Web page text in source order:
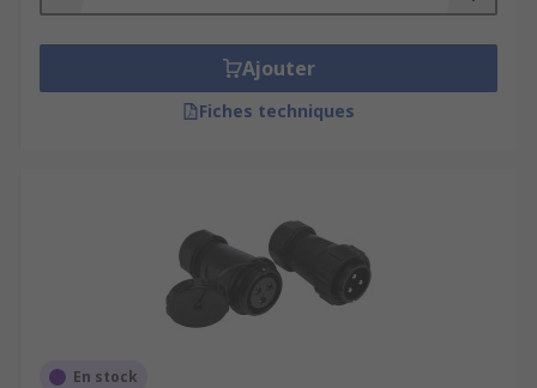
Ajouter
Fiches techniques
En stock